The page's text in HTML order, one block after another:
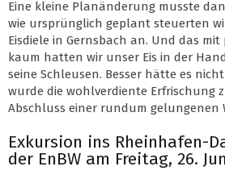
Eine kleine Planänderung musste
wie ursprünglich geplant steuerten
Eisdiele in Gernsbach an. Und das
kaum hatten wir unser Eis in der
seine Schleusen. Besser hätte es
wurde die wohlverdiente Erfrischung
Abschluss einer rundum gelungenen
Exkursion ins Rheinhafen-
der EnBW am Freitag, 26.